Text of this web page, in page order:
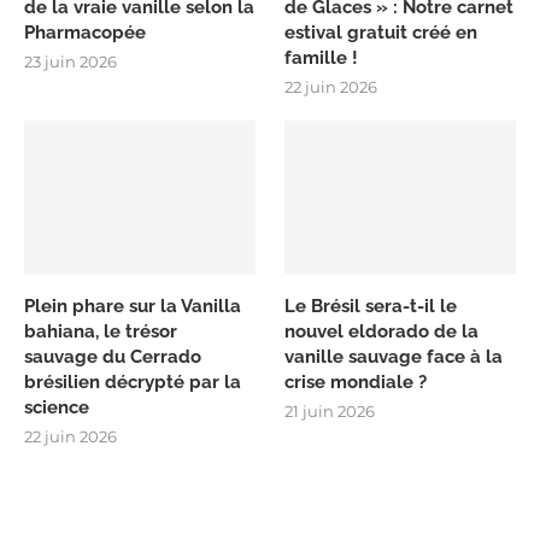
de la vraie vanille selon la
Pharmacopée
23 juin 2026
de Glaces » : Notre carnet
estival gratuit créé en
famille !
22 juin 2026
Plein phare sur la Vanilla
bahiana, le trésor
sauvage du Cerrado
brésilien décrypté par la
science
22 juin 2026
Le Brésil sera-t-il le
nouvel eldorado de la
vanille sauvage face à la
crise mondiale ?
21 juin 2026